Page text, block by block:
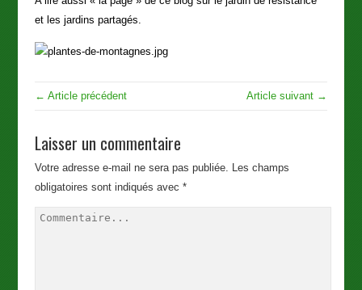
et les jardins partagés.
← Article précédent Article suivant →
Laisser un commentaire
Votre adresse e-mail ne sera pas publiée. Les champs
obligatoires sont indiqués avec *